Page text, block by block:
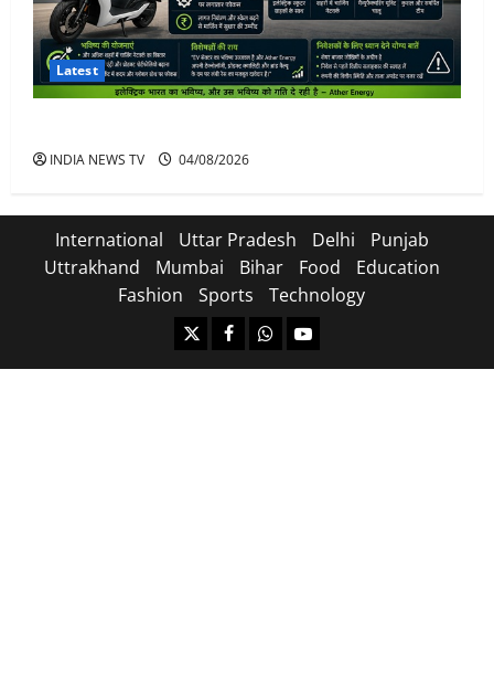
Latest
INDIA NEWS TV 04/08/2026
International Uttar Pradesh Delhi
Punjab
Uttrakhand
Mumbai Bihar Food
Education
Fashion
Sports Technology
https://x.com
facebook.com
https:/whatsapp.com/
Youtube.com